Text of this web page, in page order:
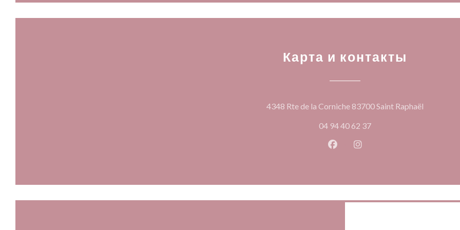
Карта и контакты
4348 Rte de la Corniche 83700 Saint Raphaël
04 94 40 62 37
Facebook ((открывается в
Instagram ((открывается